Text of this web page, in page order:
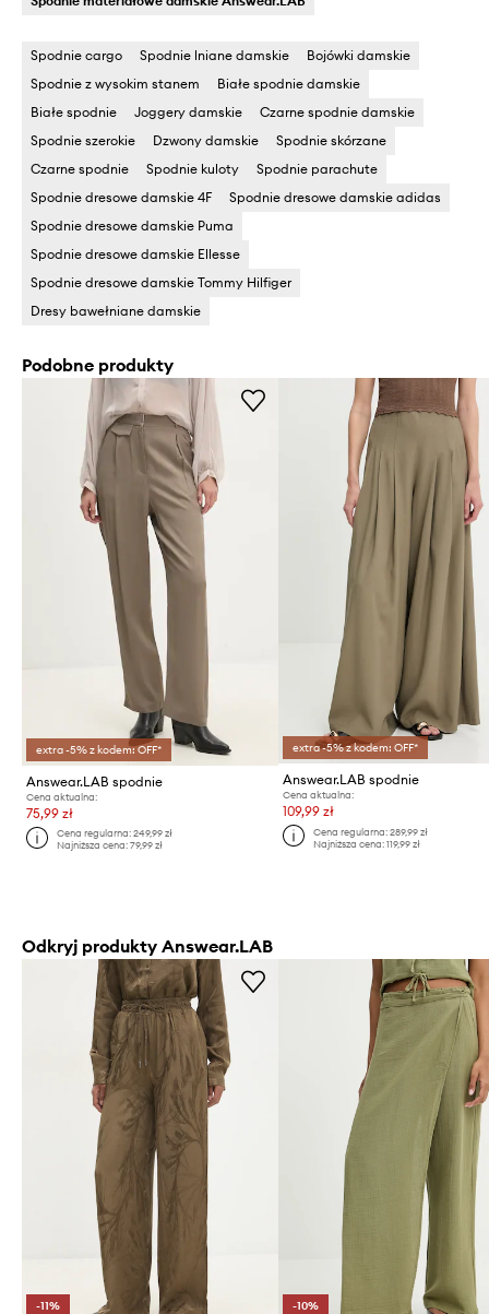
Spodnie cargo Spodnie lniane damskie
Bojówki damskie
Spodnie z wysokim stanem
Białe spodnie damskie
Białe spodnie
Joggery damskie
Czarne spodnie damskie
Spodnie szerokie
Dzwony damskie
Spodnie skórzane
Czarne spodnie
Spodnie kuloty
Spodnie parachute
Spodnie dresowe damskie 4F
Spodnie dresowe damskie adidas
Spodnie dresowe damskie Puma
Spodnie dresowe damskie Ellesse
Spodnie dresowe damskie Tommy Hilfiger
Dresy bawełniane damskie
Podobne produkty
extra -5% z kodem: OFF*
Answear.LAB spodnie
Cena aktualna:
75,99 zł
Cena regularna:249,99 zł
Najniższa cena:79,99 zł
extra -5% z kodem: OFF*
Answear.LAB spodnie
Cena aktualna:
109,99 zł
Cena regularna: 289,99 zł
Najniższa cena: 119,99 zł
Odkryj produkty Answear.LAB
-11%
-10%